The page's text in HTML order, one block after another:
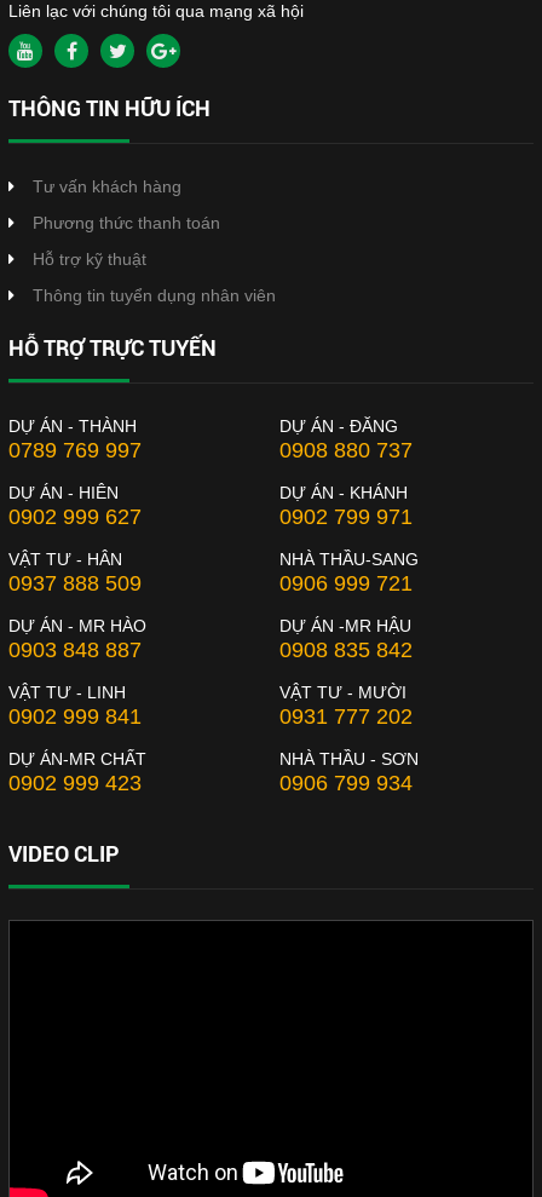
Liên lạc với chúng tôi qua mạng xã hội
THÔNG TIN HỮU ÍCH
Tư vấn khách hàng
Phương thức thanh toán
Hỗ trợ kỹ thuật
Thông tin tuyển dụng nhân viên
HỖ TRỢ TRỰC TUYẾN
DỰ ÁN - THÀNH
0789 769 997
DỰ ÁN - ĐĂNG
0908 880 737
DỰ ÁN - HIÊN
0902 999 627
DỰ ÁN - KHÁNH
0902 799 971
VẬT TƯ - HÂN
0937 888 509
NHÀ THẦU-SANG
0906 999 721
DỰ ÁN - MR HÀO
0903 848 887
DỰ ÁN -MR HẬU
0908 835 842
VẬT TƯ - LINH
0902 999 841
VẬT TƯ - MƯỜI
0931 777 202
DỰ ÁN-MR CHẤT
0902 999 423
NHÀ THẦU - SƠN
0906 799 934
VIDEO CLIP